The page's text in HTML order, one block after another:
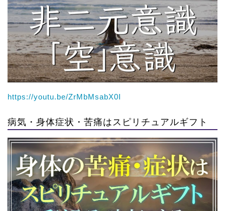
https://youtu.be/ZrMbMsabX0I
病気・身体症状・苦痛はスピリチュアルギフト